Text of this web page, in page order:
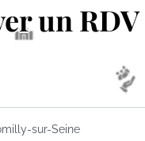
un RDV